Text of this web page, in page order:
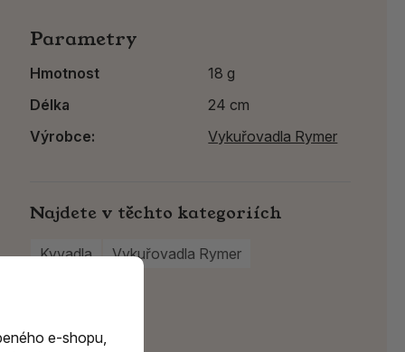
Parametry
Hmotnost
18 g
Délka
24 cm
Výrobce:
Vykuřovadla Rymer
Najdete v těchto kategoriích
Kyvadla Vykuřovadla Rymer
e-shopu,